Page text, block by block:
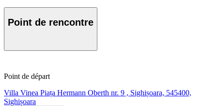
Point de rencontre
Point de départ
Villa Vinea Piața Hermann Oberth nr. 9 , Sighișoara, 545400,
Sighișoara